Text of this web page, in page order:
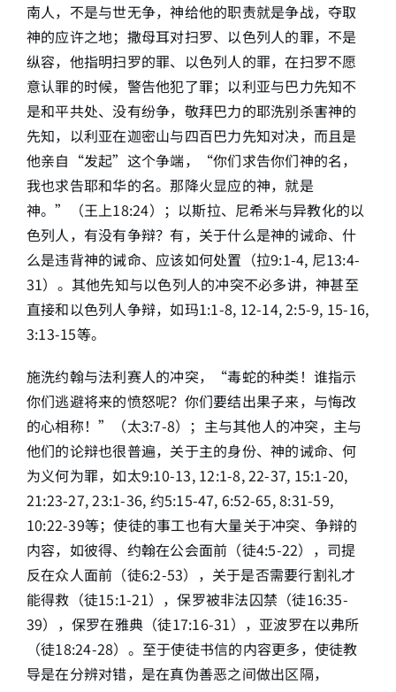
南人，不是与世无争，神给他的职责就是争战，夺取
神的应许之地；撒母耳对扫罗、以色列人的罪，不是
纵容，他指明扫罗的罪、以色列人的罪，在扫罗不愿
意认罪的时候，警告他犯了罪；以利亚与巴力先知不
是和平共处、没有纷争，敬拜巴力的耶洗别杀害神的
先知，以利亚在迦密山与四百巴力先知对决，而且是
他亲自“发起”这个争端，“你们求告你们神的名，
我也求告耶和华的名。那降火显应的神，就是
神。”（王上18:24）；以斯拉、尼希米与异教化的以
色列人，有没有争辩？有，关于什么是神的诫命、什
么是违背神的诫命、应该如何处置（拉9:1-4, 尼13:4-
31）。其他先知与以色列人的冲突不必多讲，神甚至
直接和以色列人争辩，如玛1:1-8, 12-14, 2:5-9, 15-16,
3:13-15等。
施洗约翰与法利赛人的冲突，“毒蛇的种类！谁指示
你们逃避将来的愤怒呢？你们要结出果子来，与悔改
的心相称！”（太3:7-8）；主与其他人的冲突，主与
他们的论辩也很普遍，关于主的身份、神的诫命、何
为义何为罪，如太9:10-13, 12:1-8, 22-37, 15:1-20,
21:23-27, 23:1-36, 约5:15-47, 6:52-65, 8:31-59,
10:22-39等；使徒的事工也有大量关于冲突、争辩的
内容，如彼得、约翰在公会面前（徒4:5-22），司提
反在众人面前（徒6:2-53），关于是否需要行割礼才
能得救（徒15:1-21），保罗被非法囚禁（徒16:35-
39），保罗在雅典（徒17:16-31），亚波罗在以弗所
（徒18:24-28）。至于使徒书信的内容更多，使徒教
导是在分辨对错，是在真伪善恶之间做出区隔，